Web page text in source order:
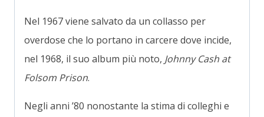
Nel 1967 viene salvato da un collasso per
overdose che lo portano in carcere dove incide,
nel 1968, il suo album più noto, Johnny Cash at
Folsom Prison.
Negli anni ’80 nonostante la stima di colleghi e